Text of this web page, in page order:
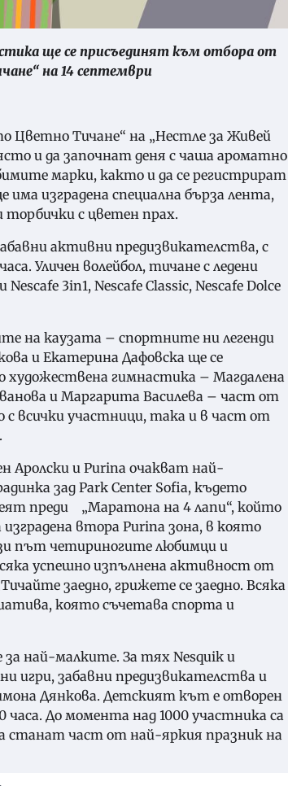
ще се присъединят към отбора от
на 14 септември
Цветно Тичане“ на „Нестле за Живей
и да започнат деня с чаша ароматно
марки, както и да се регистрират
има изградена специална бърза лента,
торбички с цветен прах.
активни предизвикателства, с
Уличен волейбол, тичане с ледени
3in1, Nescafe Classic, Nescafe Dolce
на каузата – спортните ни легенди
и Екатерина Дафовска ще се
гимнастика – Магдалена
и Маргарита Василева – част от
всички участници, така и в част от
Аролски и Purina очакват най-
зад Park Center Sofia, където
преди „Маратона на 4 лапи“, който
втора Purina зона, в която
път четириногите любимци и
успешно изпълнена активност от
заедно, грижете се заедно. Всяка
която съчетава спорта и
най-малките. За тях Nesquik и
игри, забавни предизвикателства и
Дянкова. Детският кът е отворен
До момента над 1000 участника са
станат част от най-яркия празник на